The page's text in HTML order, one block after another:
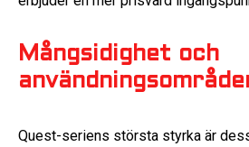
Mångsidighet och
Quest-seriens största styrka är